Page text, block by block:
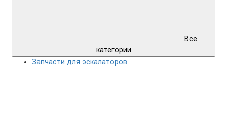
Все
категории
Запчасти для эскалаторов